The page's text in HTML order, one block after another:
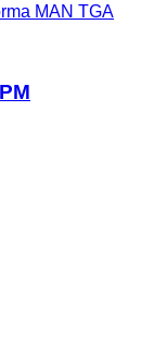
MAN TGA